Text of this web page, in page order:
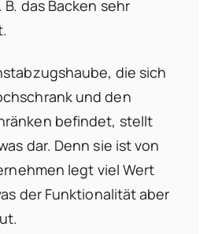
das Backen sehr
die sich
und den
befindet, stellt
dar. Denn sie ist von
legt viel Wert
der Funktionalität aber